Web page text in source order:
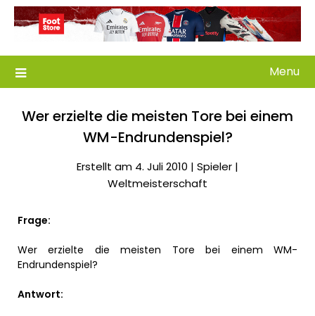
Menu
Wer erzielte die meisten Tore bei einem
WM-Endrundenspiel?
Erstellt am 4. Juli 2010 | Spieler |
Weltmeisterschaft
Frage:
Wer erzielte die meisten Tore bei einem WM-
Endrundenspiel?
Antwort: